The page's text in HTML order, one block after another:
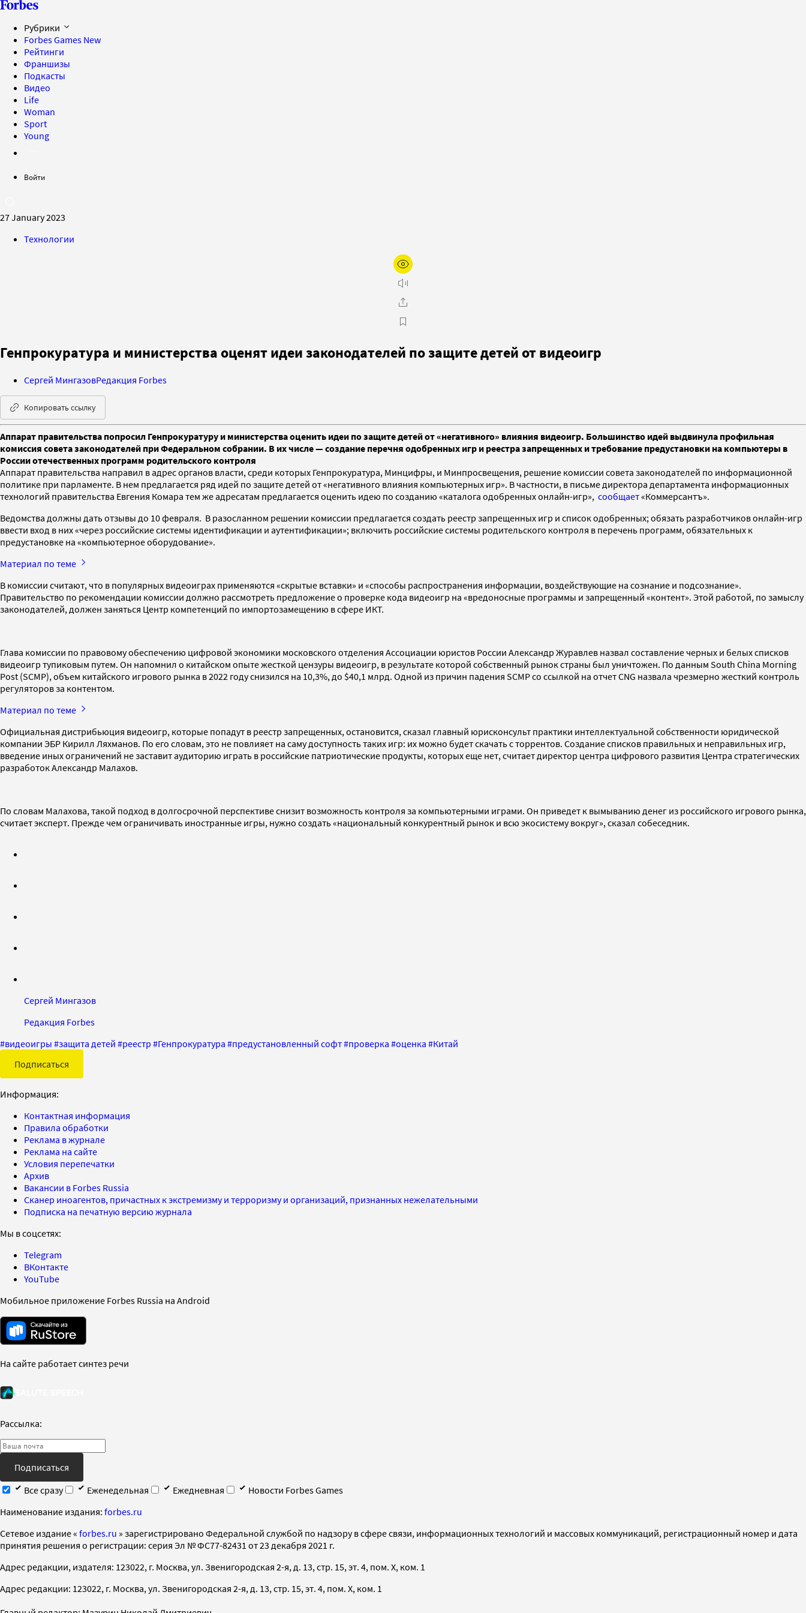
Рубрики
Forbes Games New
Рейтинги
Франшизы
Подкасты
Видео
Life
Woman
Sport
Young
Войти
27 January 2023
Технологии
Генпрокуратура и министерства оценят идеи законодателей по защите детей от видеоигр
Сергей МингазовРедакция Forbes
Копировать ссылку
Аппарат правительства попросил Генпрокуратуру и министерства оценить идеи по защите детей от «негативного» влияния видеоигр. Большинство идей выдвинула профильная
комиссия совета законодателей при Федеральном собрании. В их числе — создание перечня одобренных игр и реестра запрещенных и требование предустановки на компьютеры в
России отечественных программ родительского контроля
Аппарат правительства направил в адрес органов власти, среди которых Генпрокуратура, Минцифры, и Минпросвещения, решение комиссии совета законодателей по информационной
политике при парламенте. В нем предлагается ряд идей по защите детей от «негативного влияния компьютерных игр». В частности, в письме директора департамента информационных
технологий правительства Евгения Комара тем же адресатам предлагается оценить идею по созданию «каталога одобренных онлайн-игр», сообщает«Коммерсантъ».
Ведомства должны дать отзывы до 10 февраля. В разосланном решении комиссии предлагается создать реестр запрещенных игр и список одобренных; обязать разработчиков онлайн-игр
ввести вход в них «через российские системы идентификации и аутентификации»; включить российские системы родительского контроля в перечень программ, обязательных к
предустановке на «компьютерное оборудование».
Материал по теме
В комиссии считают, что в популярных видеоиграх применяются «скрытые вставки» и «способы распространения информации, воздействующие на сознание и подсознание».
Правительство по рекомендации комиссии должно рассмотреть предложение о проверке кода видеоигр на «вредоносные программы и запрещенный «контент». Этой работой, по замыслу
законодателей, должен заняться Центр компетенций по импортозамещению в сфере ИКТ.
Глава комиссии по правовому обеспечению цифровой экономики московского отделения Ассоциации юристов России Александр Журавлев назвал составление черных и белых списков
видеоигр тупиковым путем. Он напомнил о китайском опыте жесткой цензуры видеоигр, в результате которой собственный рынок страны был уничтожен. По данным South China Morning
Post (SCMP), объем китайского игрового рынка в 2022 году снизился на 10,3%, до $40,1 млрд. Одной из причин падения SCMP со ссылкой на отчет CNG назвала чрезмерно жесткий контроль
регуляторов за контентом.
Материал по теме
Официальная дистрибьюция видеоигр, которые попадут в реестр запрещенных, остановится, сказал главный юрисконсульт практики интеллектуальной собственности юридической
компании ЭБР Кирилл Ляхманов. По его словам, это не повлияет на саму доступность таких игр: их можно будет скачать с торрентов. Создание списков правильных и неправильных игр,
введение иных ограничений не заставит аудиторию играть в российские патриотические продукты, которых еще нет, считает директор центра цифрового развития Центра стратегических
разработок Александр Малахов.
По словам Малахова, такой подход в долгосрочной перспективе снизит возможность контроля за компьютерными играми. Он приведет к вымыванию денег из российского игрового рынка,
считает эксперт. Прежде чем ограничивать иностранные игры, нужно создать «национальный конкурентный рынок и всю экосистему вокруг», сказал собеседник.
Сергей Мингазов
Редакция Forbes
#видеоигры #защита детей #реестр #Генпрокуратура #предустановленный софт#проверка #оценка #Китай
Подписаться
Информация:
Контактная информация
Правила обработки
Реклама в журнале
Реклама на сайте
Условия перепечатки
Архив
Вакансии в Forbes Russia
Сканер иноагентов, причастных к экстремизму и терроризму и организаций, признанных нежелательными
Подписка на печатную версию журнала
Мы в соцсетях:
Telegram
ВКонтакте
YouTube
Мобильное приложение Forbes Russia на Android
На сайте работает синтез речи
Рассылка:
Подписаться
Все сразу
Еженедельная Ежедневная
Новости Forbes Games
Наименование издания: forbes.ru
Cетевое издание « forbes.ru » зарегистрировано Федеральной службой по надзору в сфере связи, информационных технологий и массовых коммуникаций, регистрационный номер и дата
принятия решения о регистрации: серия Эл № ФС77-82431 от 23 декабря 2021 г.
Адрес редакции, издателя: 123022, г. Москва, ул. Звенигородская 2-я, д. 13, стр. 15, эт. 4, пом. X, ком. 1
Адрес редакции: 123022, г. Москва, ул. Звенигородская 2-я, д. 13, стр. 15, эт. 4, пом. X, ком. 1